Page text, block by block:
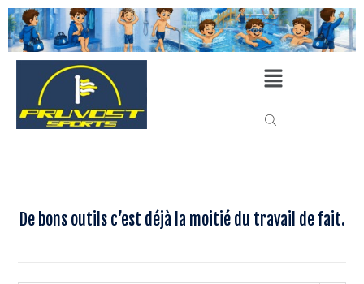
De bons outils c’est déjà la moitié du travail de fait.